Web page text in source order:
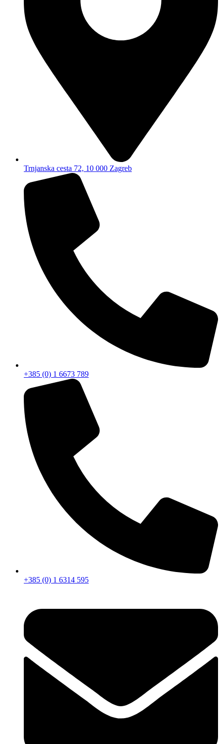
Trnjanska cesta 72, 10 000 Zagreb
+385 (0) 1 6673 789
+385 (0) 1 6314 595